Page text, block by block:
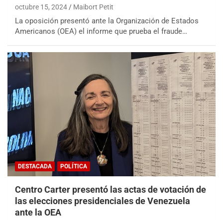
octubre 15, 2024 Maibort Petit
La oposición presentó ante la Organización de Estados
Americanos (OEA) el informe que prueba el fraude…
DESTACADA POLÍTICA
Centro Carter presentó las actas de votación de
las elecciones presidenciales de Venezuela
ante la OEA